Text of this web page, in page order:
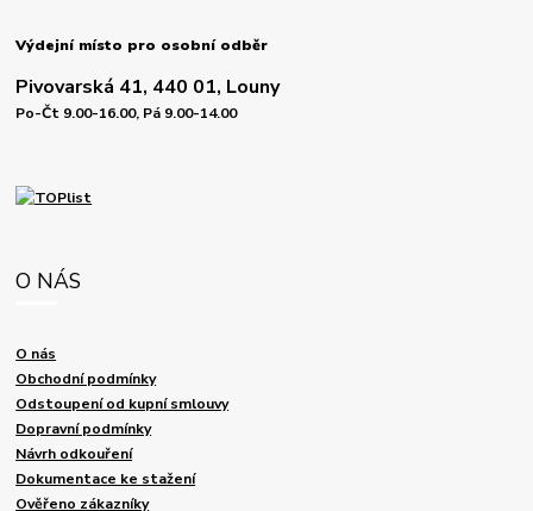
Výdejní místo pro osobní odběr
Pivovarská 41, 440 01, Louny
Po-Čt 9.00-16.00, Pá 9.00-14.00
O NÁS
O nás
Obchodní podmínky
Odstoupení od kupní smlouvy
Dopravní podmínky
Návrh odkouření
Dokumentace ke stažení
Ověřeno zákazníky